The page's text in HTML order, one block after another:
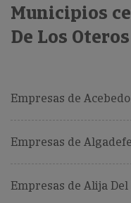
Municipios
De Los Oteros
Empresas de
Empresas de
Empresas de Alija